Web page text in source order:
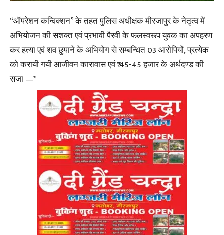
“ऑपरेशन कन्विक्शन” के तहत पुलिस अधीक्षक मीरजापुर के नेतृत्व में
अभियोजन की सशक्त एवं प्रभावी पैरवी के फलस्वरूप युवक का अपहरण
कर हत्या एवं शव छुपाने के अभियोग से सम्बन्धित 03 आरोपियों, प्रत्येक
को करायी गयी आजीवन कारावास एवं ₹ 45-45 हजार के अर्थदण्ड की
सजा —*